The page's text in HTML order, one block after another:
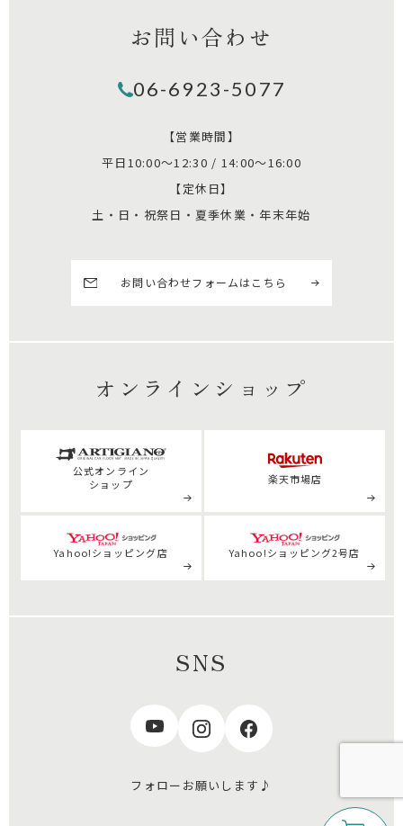
お問い合わせ
06-6923-5077
【営業時間】
平日10:00～12:30 / 14:00～16:00
【定休日】
土・日・祝祭日・夏季休業・年末年始
お問い合わせフォームはこちら
オンラインショップ
公式オンライン
ショップ
楽天市場店
Yahoo!ショッピング店 Yahoo!ショッピング2号店
SNS
フォローお願いします♪